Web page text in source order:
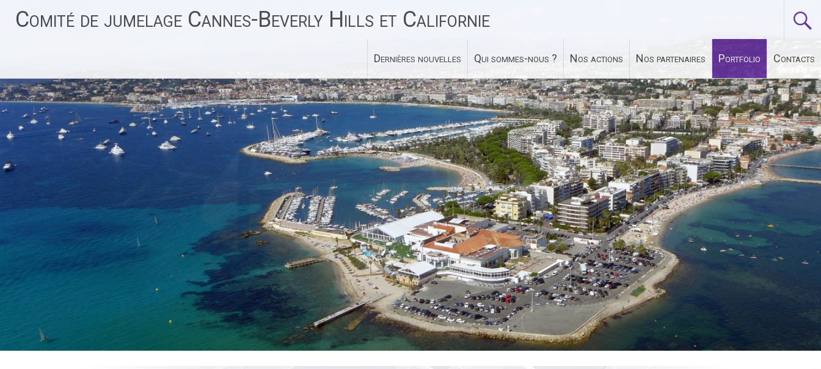
Comité de jumelage Cannes-Beverly Hills et Californie
Dernières nouvelles Qui sommes-nous ? Nos actions Nos partenaires Portfolio Contacts